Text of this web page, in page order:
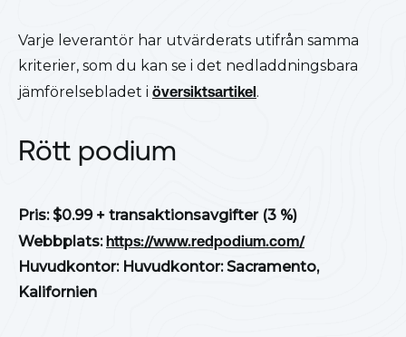
Varje leverantör har utvärderats utifrån samma
kriterier, som du kan se i det nedladdningsbara
jämförelsebladet i översiktsartikel.
Rött podium
Pris: $0.99 + transaktionsavgifter (3 %)
Webbplats:https://www.redpodium.com/
Huvudkontor: Huvudkontor: Sacramento,
Kalifornien